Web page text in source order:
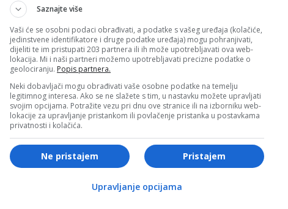
Zakona o oružju i municiji i Pravilnika o prostorno-
čuvanje oružja, jer nije obezbjedio uslove za bezbjedan
i posebno odvojeno u sefovima, kasama i sličnim
- OGLAS -
Saznajte više
Vaši će se osobni podaci obrađivati, a podatke s vašeg uređaja (kolačiće,
jedinstvene identifikatore i druge podatke uređaja) mogu pohranjivati,
dijeliti te im pristupati 203 partnera ili ih može upotrebljavati ova web-
lokacija. Mi i naši partneri možemo upotrebljavati precizne podatke o
geolociranju. Popis partnera.
Neki dobavljači mogu obrađivati vaše osobne podatke na temelju
legitimnog interesa. Ako se ne slažete s tim, u nastavku možete upravljati
svojim opcijama. Potražite vezu pri dnu ove stranice ili na izborniku web-
lokacije za upravljanje pristankom ili povlačenje pristanka u postavkama
privatnosti i kolačića.
Pristajem
Ne pristajem
Upravljanje opcijama